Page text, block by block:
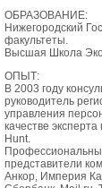
ОБРАЗОВАНИЕ:
Нижегородский
факультеты.
Высшая Школа
ОПЫТ:
В 2003 году
руководитель
управления
качестве
Hunt.
представители
Анкор, Империя